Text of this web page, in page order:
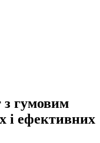
з гумовим
і ефективних